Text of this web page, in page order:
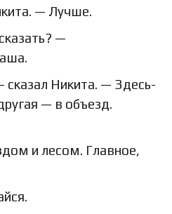
— Лучше.
—
Никита. — Здесь-
— в объезд.
и лесом. Главное,